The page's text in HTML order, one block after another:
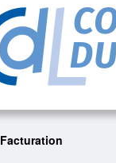
Facturation